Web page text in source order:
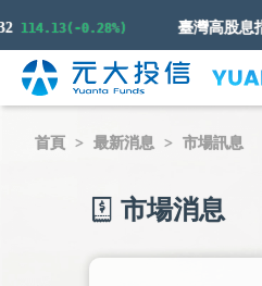
0.28%) 臺灣高股息指數
首頁 最新消息 市場訊息
市場消息